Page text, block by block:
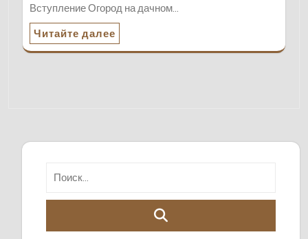
Вступление Огород на дачном…
Читайте далее